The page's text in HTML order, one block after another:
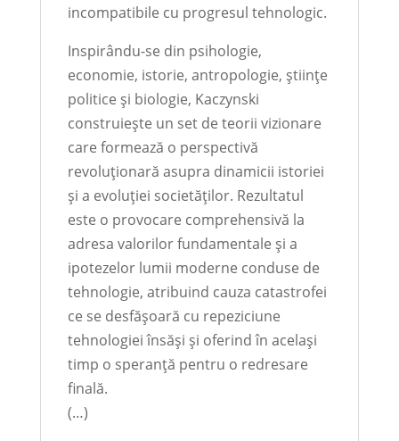
incompatibile cu progresul tehnologic.
Inspirându-se din psihologie,
economie, istorie, antropologie, științe
politice și biologie, Kaczynski
construiește un set de teorii vizionare
care formează o perspectivă
revoluționară asupra dinamicii istoriei
și a evoluției societăților. Rezultatul
este o provocare comprehensivă la
adresa valorilor fundamentale și a
ipotezelor lumii moderne conduse de
tehnologie, atribuind cauza catastrofei
ce se desfășoară cu repeziciune
tehnologiei însăși și oferind în același
timp o speranță pentru o redresare
finală.
(…)